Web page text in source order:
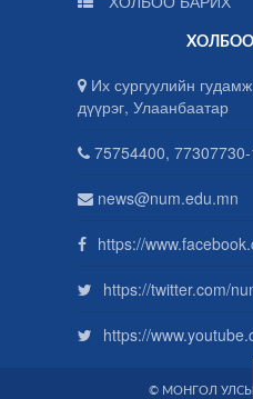
Их сургуулийн
дүүрэг, Улаанбаатар
75754400,
news@num.edu.mn
https://
https://twitter.com/
https://
© МОНГОЛ